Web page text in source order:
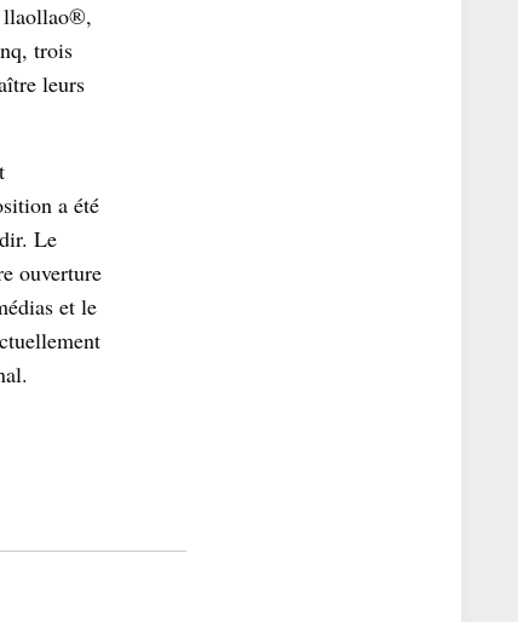
llaollao®,
trois
leurs
a été
Le
ouverture
et le